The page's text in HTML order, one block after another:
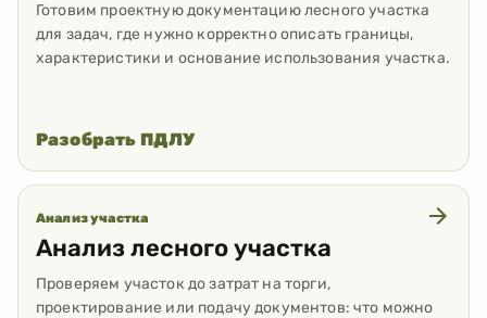
Готовим проектную документацию лесного участка
для задач, где нужно корректно описать границы,
характеристики и основание использования участка.
Разобрать ПДЛУ
Анализ участка
Анализ лесного участка
Проверяем участок до затрат на торги,
проектирование или подачу документов: что можно